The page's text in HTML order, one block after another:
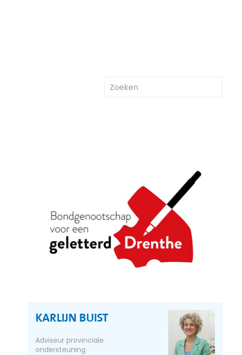
KARLIJN BUIST
Adviseur provinciale
ondersteuning